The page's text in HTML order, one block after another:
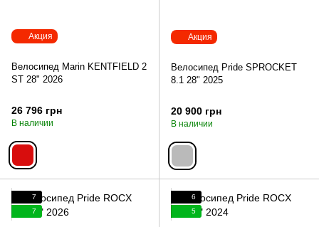
Акция
Велосипед Marin KENTFIELD 2
ST 28" 2026
26 796 грн
В наличии
Акция
Велосипед Pride SPROCKET
8.1 28" 2025
20 900 грн
В наличии
7
7
6
5